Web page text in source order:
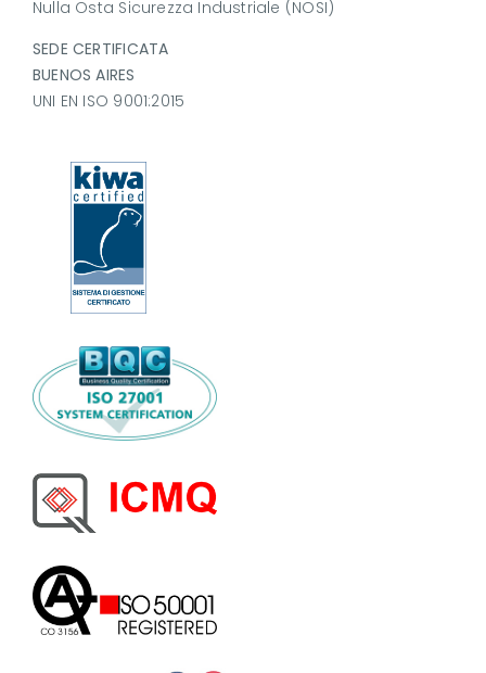
Nulla Osta Sicurezza Industriale (NOSI)
SEDE CERTIFICATA
BUENOS AIRES
UNI EN ISO 9001:2015